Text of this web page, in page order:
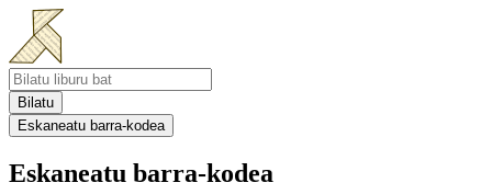
Bilatu
Eskaneatu barra-kodea
Eskaneatu barra-kodea